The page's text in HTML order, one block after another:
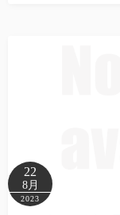
22
8月
2023